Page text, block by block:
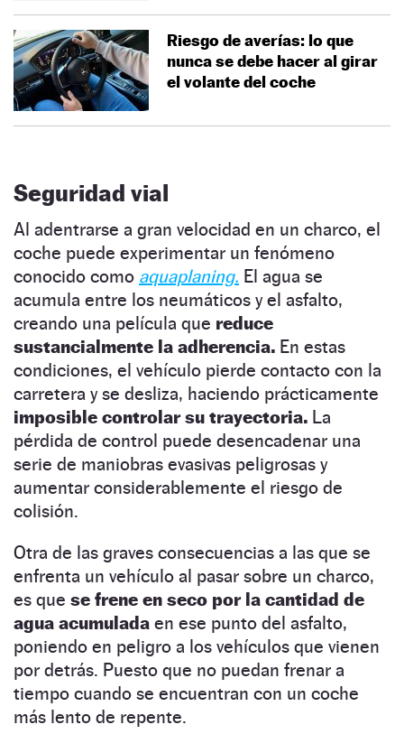
Riesgo de averías: lo que
nunca se debe hacer al girar
el volante del coche
Seguridad vial
Al adentrarse a gran velocidad en un charco, el
coche puede experimentar un fenómeno
conocido como aquaplaning. El agua se
acumula entre los neumáticos y el asfalto,
creando una película que reduce
sustancialmente la adherencia. En estas
condiciones, el vehículo pierde contacto con la
carretera y se desliza, haciendo prácticamente
imposible controlar su trayectoria. La
pérdida de control puede desencadenar una
serie de maniobras evasivas peligrosas y
aumentar considerablemente el riesgo de
colisión.
Otra de las graves consecuencias a las que se
enfrenta un vehículo al pasar sobre un charco,
es que se frene en seco por la cantidad de
agua acumulada en ese punto del asfalto,
poniendo en peligro a los vehículos que vienen
por detrás. Puesto que no puedan frenar a
tiempo cuando se encuentran con un coche
más lento de repente.